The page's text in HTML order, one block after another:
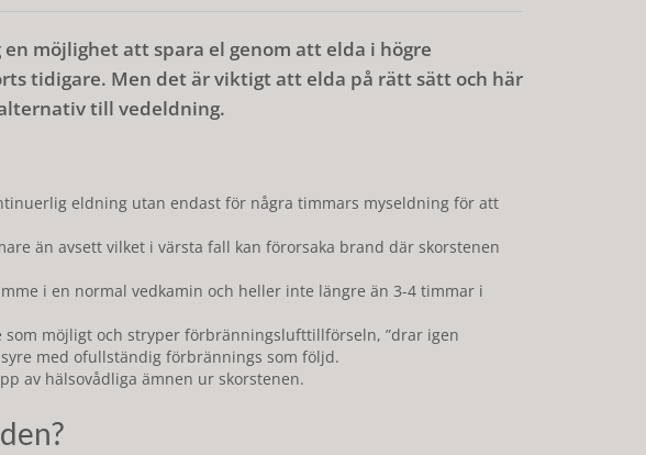
möjlighet att spara el genom att elda i högre
tidigare. Men det är viktigt att elda på rätt sätt och här
till vedeldning.
eldning utan endast för några timmars myseldning för att
än avsett vilket i värsta fall kan förorsaka brand där skorstenen
i en normal vedkamin och heller inte längre än 3-4 timmar i
som möjligt och stryper förbränningslufttillförseln, ”drar igen
med ofullständig förbrännings som följd.
av hälsovådliga ämnen ur skorstenen.